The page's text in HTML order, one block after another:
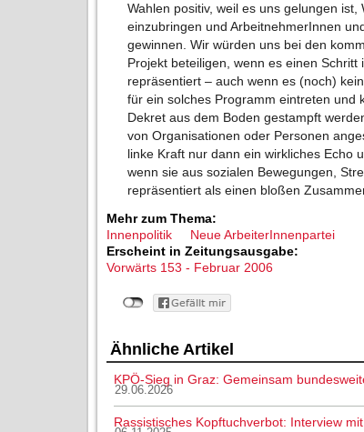
Wahlen positiv, weil es uns gelungen
einzubringen und ArbeitnehmerInnen
gewinnen. Wir würden uns bei den
Projekt beteiligen, wenn es einen
repräsentiert – auch wenn es (noch)
für ein solches Programm eintreten und
Dekret aus dem Boden gestampft
von Organisationen oder Personen
linke Kraft nur dann ein wirkliches Echo
wenn sie aus sozialen Bewegungen,
repräsentiert als einen bloßen
Mehr zum Thema:
Innenpolitik
Neue ArbeiterInnenpartei
Erscheint in Zeitungsausgabe:
Vorwärts 153 - Februar 2006
Ähnliche Artikel
KPÖ-Sieg in Graz: Gemeinsam
29.06.2026
Rassistisches Kopftuchverbot: Interview